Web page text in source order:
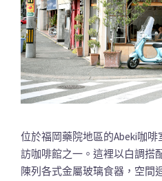
位於福岡藥院地區的Abeki咖
訪咖啡館之一。這裡以白調搭
陳列各式金屬玻璃食器，空間